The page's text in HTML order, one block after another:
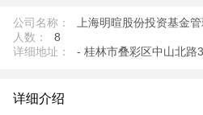
公司名称：
上海明暄股份投资基金
人数：
8
详细地址：
- 桂林市叠彩区中山北路
详细介绍